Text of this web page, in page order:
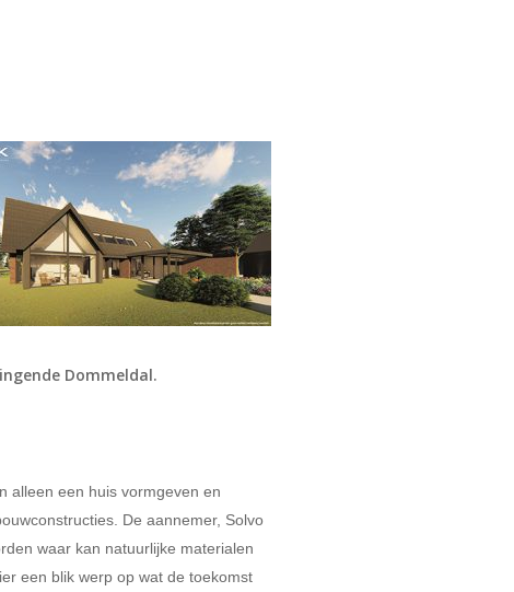
Dommeldal.
alleen een huis vormgeven en
De aannemer, Solvo
waar kan natuurlijke materialen
een blik werp op wat de toekomst